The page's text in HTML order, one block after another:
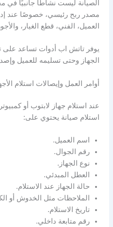
الصيانة ليست نشاطًا جانبيًا في
مصدر ربح رئيسي، خصوصًا عند
العميل، الفني، قطع الغيار،
يوفر تاتش اب أدوات تساعد على
الجهاز وحتى تسليمه للعميل
أوامر العمل وإيصالات استلام
عند استلام جهاز لابتوب أو
استلام صيانة يحتوي على:
اسم العميل.
رقم الجوال.
نوع الجهاز.
العطل المبدئي.
حالة الجهاز عند الاستلام.
الملاحظات مثل الخدوش أو
تاريخ الاستلام.
رقم متابعة داخلي.